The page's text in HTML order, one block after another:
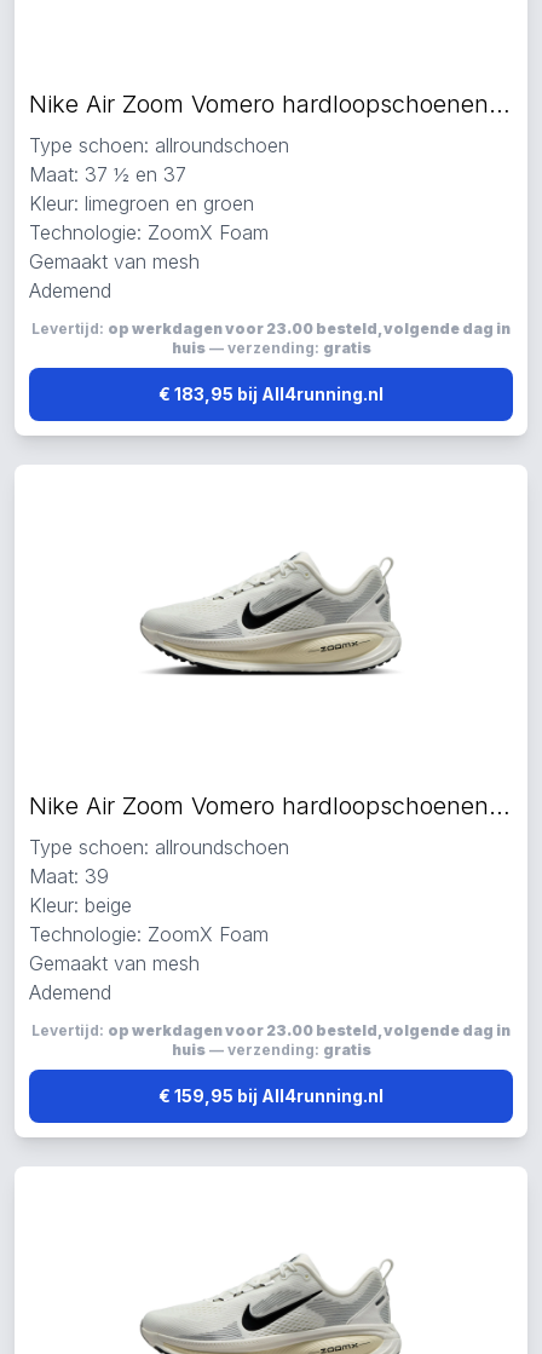
Nike Air Zoom Vomero hardloopschoenen limegroen
Type schoen: allroundschoen
Maat: 37 ½ en 37
Kleur: limegroen en groen
Technologie: ZoomX Foam
Gemaakt van mesh
Ademend
Levertijd: op werkdagen voor 23.00 besteld, volgende dag in
huis— verzending: gratis
€ 183,95 bij All4running.nl
Nike Air Zoom Vomero hardloopschoenen beige
Type schoen: allroundschoen
Maat: 39
Kleur: beige
Technologie: ZoomX Foam
Gemaakt van mesh
Ademend
Levertijd: op werkdagen voor 23.00 besteld, volgende dag in
huis— verzending: gratis
€ 159,95 bij All4running.nl